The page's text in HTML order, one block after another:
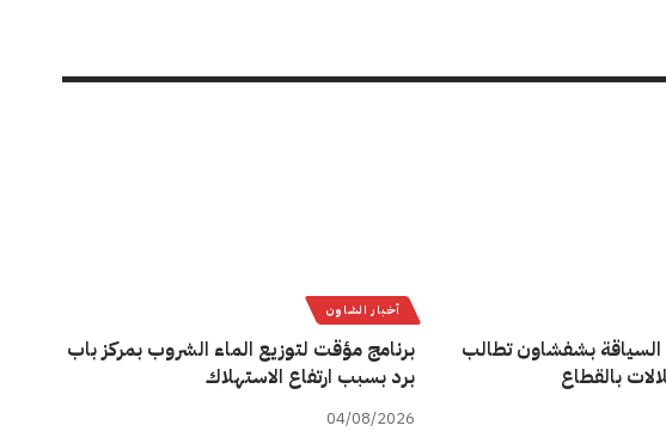
بشفشاون تطالب
بالقطاع
أخبار الشاون
برنامج مؤقت لتوزيع الماء الشروب بمركز باب
برد بسبب ارتفاع الاستهلاك
04/08/2026